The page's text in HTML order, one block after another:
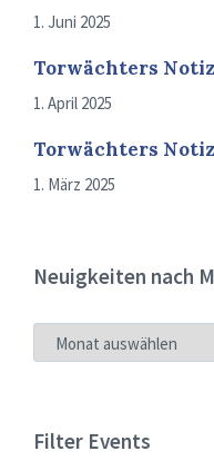
1. Juni 2025
Torwächters
1. April 2025
Torwächters
1. März 2025
Neuigkeiten nach
NEUIGKEITEN
NACH
Filter Events